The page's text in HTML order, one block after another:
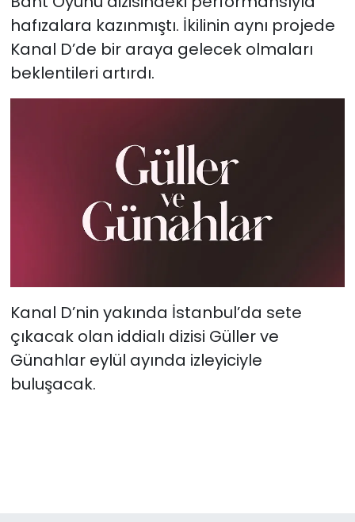
hafızalara kazınmıştı. İkilinin aynı projede
Kanal D’de bir araya gelecek olmaları
beklentileri artırdı.
Kanal D’nin yakında İstanbul’da sete
çıkacak olan iddialı dizisi Güller ve
Günahlar eylül ayında izleyiciyle
buluşacak.